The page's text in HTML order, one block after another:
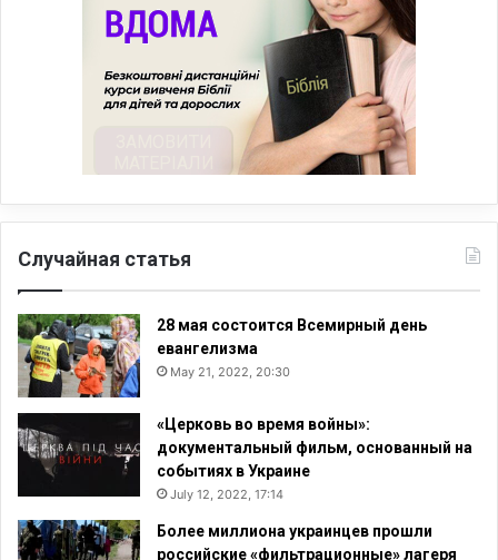
Случайная статья
28 мая состоится Всемирный день
евангелизма
May 21, 2022, 20:30
«Церковь во время войны»:
документальный фильм, основанный на
событиях в Украине
July 12, 2022, 17:14
Более миллиона украинцев прошли
российские «фильтрационные» лагеря